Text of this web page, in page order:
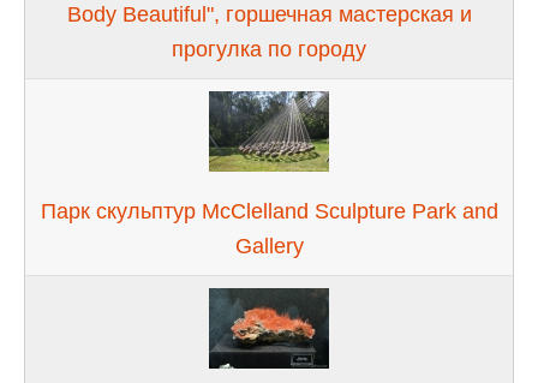
Body Beautiful", горшечная мастерская и
прогулка по городу
Парк скульптур McClelland Sculpture Park and
Gallery